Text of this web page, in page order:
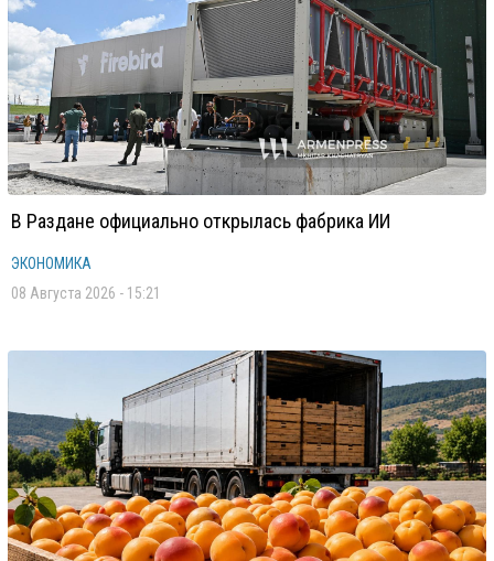
В Раздане официально открылась фабрика ИИ
ЭКОНОМИКА
08 Августа 2026 - 15:21